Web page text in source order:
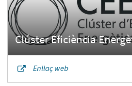
Enllaç web